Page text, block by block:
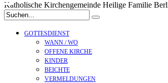
Katholische Kirchengemeinde Heilige Familie
GOTTESDIENST
WANN / WO
OFFENE KIRCHE
KINDER
BEICHTE
VERMELDUNGEN